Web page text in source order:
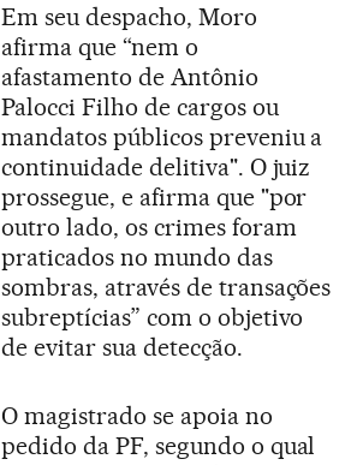
Em seu despacho, Moro
afirma que “nem o
afastamento de Antônio
Palocci Filho de cargos ou
mandatos públicos preveniu a
continuidade delitiva". O juiz
prossegue, e afirma que "por
outro lado, os crimes foram
praticados no mundo das
sombras, através de transações
subreptícias” com o objetivo
de evitar sua detecção.
O magistrado se apoia no
pedido da PF, segundo o qual